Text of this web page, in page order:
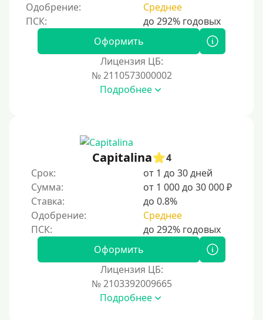
100 руб
300 руб
2500 руб
3000 руб
4000 руб
5000 руб
7000 руб
Одобрение:
Среднее
Оформить
Лицензия ЦБ:
№ 2110573000002
Подробнее
Capitalina
4
Срок:
от 1 до 30 дней
Сумма:
от 1 000 до 30 000 ₽
Ставка:
до 0.8%
Одобрение:
Среднее
Оформить
Лицензия ЦБ:
№ 2103392009665
Подробнее